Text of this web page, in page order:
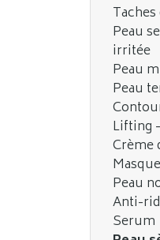
Peau
irritée
Peau
Peau
Lifting
Crème
Masque
Peau
Anti-
Serum